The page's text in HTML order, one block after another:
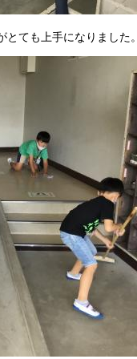
ても上手になりました